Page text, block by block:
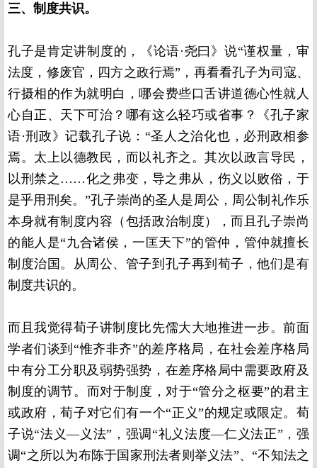
三、制度共识。
孔子是肯定讲制度的，《论语·尧曰》说“谨权量，审
法度，修废官，四方之政行焉”，再看看孔子为司寇、
行摄相的作为就明白，哪会费些口舌讲道德心性就人
心自正、天下可治？哪有这么轻巧或省事？《孔子家
语·刑政》记载孔子说：“圣人之治化也，必刑政相参
焉。太上以德教民，而以礼齐之。其次以政言导民，
以刑禁之……化之弗变，导之弗从，伤义以败俗，于
是乎用刑矣。”孔子崇尚的圣人是周公，周公制礼作乐
本身就有制度内容（包括政治制度），而且孔子崇尚
的能人是“九合诸侯，一匡天下”的管仲，管仲就擅长
制度治国。从周公、管子到孔子再到荀子，他们是有
制度共识的。
而且我觉得荀子讲制度比先儒大大地推进一步。前面
学者们谈到“惟齐非齐”的差序格局，在社会差序格局
中有分工分职及弱势强势，在差序格局中需要政府及
制度的调节。而对于制度，对于“管分之枢要”的君主
或政府，荀子对它们有一个“正义”的规定或限定。荀
子说“法义—义法”，强调“礼义法度—仁义法正”，强
调“之所以为布陈于国家刑法者则举义法”、“不知法之